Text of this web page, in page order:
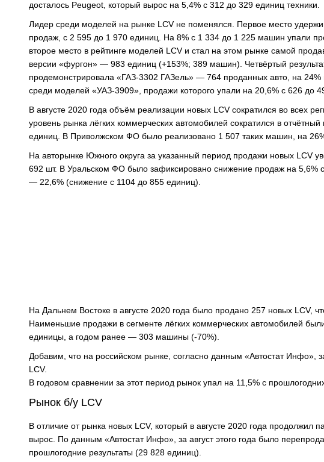
досталось Peugeot, который вырос на 5,4% с 312 до 329 единиц техники.
Лидер среди моделей на рынке LCV не поменялся. Первое место
продаж, с 2 595 до 1 970 единиц. На 8% с 1 334 до 1 225 машин упали
второе место в рейтинге моделей LCV и стал на этом рынке самой
версии «фургон» — 983 единиц (+153%; 389 машин). Четвёртый
продемонстрировала «ГАЗ-3302 ГАЗель» — 764 проданных авто, на
среди моделей «УАЗ-3909», продажи которого упали на 20,6% с 626 до
В августе 2020 года объём реализации новых LCV сократился во всех
уровень рынка лёгких коммерческих автомобилей сократился в
единиц. В Приволжском ФО было реализовано 1 507 таких машин, на
На авторынке Южного округа за указанный период продажи новых LCV
692 шт. В Уральском ФО было зафиксировано снижение продаж на 5,6%
— 22,6% (снижение с 1104 до 855 единиц).
На Дальнем Востоке в августе 2020 года было продано 257 новых LCV,
Наименьшие продажи в сегменте лёгких коммерческих автомобилей
единицы, а годом ранее — 303 машины (-70%).
Добавим, что на российском рынке, согласно данным «Автостат Инфо»,
LCV.
В годовом сравнении за этот период рынок упал на 11,5% с
Рынок б/у LCV
В отличие от рынка новых LCV, который в августе 2020 года
вырос. По данным «Автостат Инфо», за август этого года было
прошлогодние результаты (29 828 единиц).